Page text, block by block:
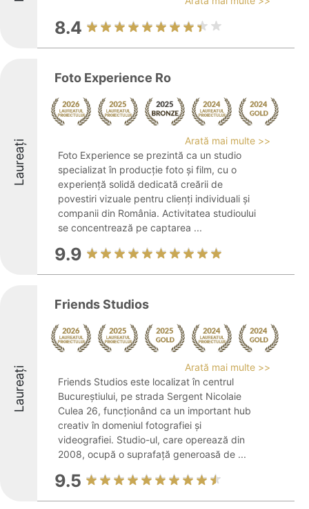
8.4
Laureați
Foto Experience Ro
Arată mai multe >>
Foto Experience se prezintă ca un studio
specializat în producție foto și film, cu o
experiență solidă dedicată creării de
povestiri vizuale pentru clienți individuali și
companii din România. Activitatea studioului
se concentrează pe captarea ...
9.9
Laureați
Friends Studios
Arată mai multe >>
Friends Studios este localizat în centrul
Bucureștiului, pe strada Sergent Nicolaie
Culea 26, funcționând ca un important hub
creativ în domeniul fotografiei și
videografiei. Studio-ul, care operează din
2008, ocupă o suprafață generoasă de ...
9.5